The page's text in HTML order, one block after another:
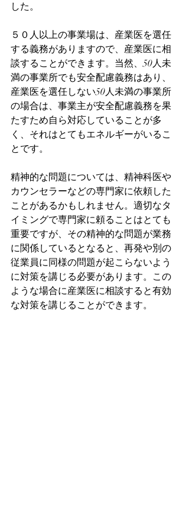
した。
５０人以上の事業場は、産業医を選任
する義務がありますので、産業医に相
談することができます。当然、50人未
満の事業所でも安全配慮義務はあり、
産業医を選任しない50人未満の事業所
の場合は、事業主が安全配慮義務を果
たすため自ら対応していることが多
く、それはとてもエネルギーがいるこ
とです。
精神的な問題については、精神科医や
カウンセラーなどの専門家に依頼した
ことがあるかもしれません。適切なタ
イミングで専門家に頼ることはとても
重要ですが、その精神的な問題が業務
に関係しているとなると、再発や別の
従業員に同様の問題が起こらないよう
に対策を講じる必要があります。この
ような場合に産業医に相談すると有効
な対策を講じることができます。